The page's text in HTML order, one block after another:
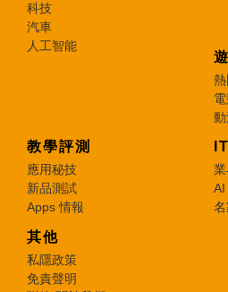
科技
汽車
人工智能
教學評測
應用秘技
新品測試
Apps 情報
AI
其他
私隱政策
免責聲明